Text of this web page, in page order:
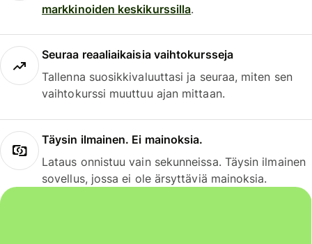
markkinoiden keskikurssilla.
Seuraa reaaliaikaisia vaihtokursseja
Tallenna suosikkivaluuttasi ja seuraa, miten sen
vaihtokurssi muuttuu ajan mittaan.
Täysin ilmainen. Ei mainoksia.
Lataus onnistuu vain sekunneissa. Täysin ilmainen
sovellus, jossa ei ole ärsyttäviä mainoksia.